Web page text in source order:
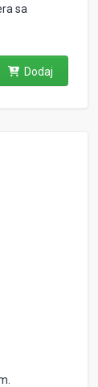
sa
Dodaj